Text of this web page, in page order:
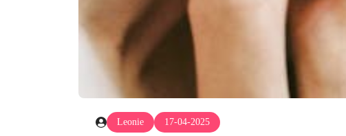
Leonie 17-04-2025